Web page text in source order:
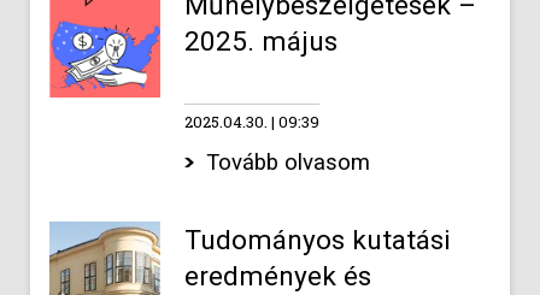
2025. május
2025.04.30. 09:39
Tovább olvasom
Tudományos kutatási
eredmények és